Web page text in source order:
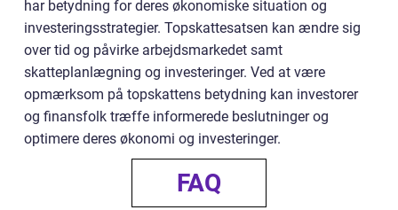
har betydning for deres økonomiske situation og
investeringsstrategier. Topskattesatsen kan ændre sig
over tid og påvirke arbejdsmarkedet samt
skatteplanlægning og investeringer. Ved at være
opmærksom på topskattens betydning kan investorer
og finansfolk træffe informerede beslutninger og
optimere deres økonomi og investeringer.
FAQ